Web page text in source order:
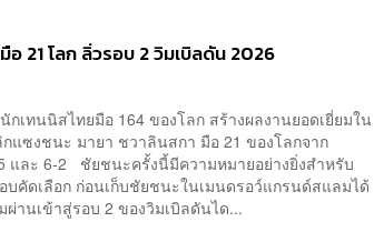
21 โลก ลิ่วรอบ 2 วิมเบิลดัน 2026
เทนนิสไทยมือ 164 ของโลก สร้างผลงานยอดเยี่ยมใน
แซงชนะ มายา ชวาลินสกา มือ 21 ของโลกจาก
และ 6-2 ชัยชนะครั้งนี้มีความหมายอย่างยิ่งสำหรับ
คัดเลือก ก่อนเก็บชัยชนะในเมนดรอว์แกรนด์สแลมได้
านเข้าสู่รอบ 2 ของวิมเบิลดันได...